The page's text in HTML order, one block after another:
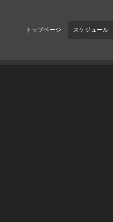
トップページ スケジュール